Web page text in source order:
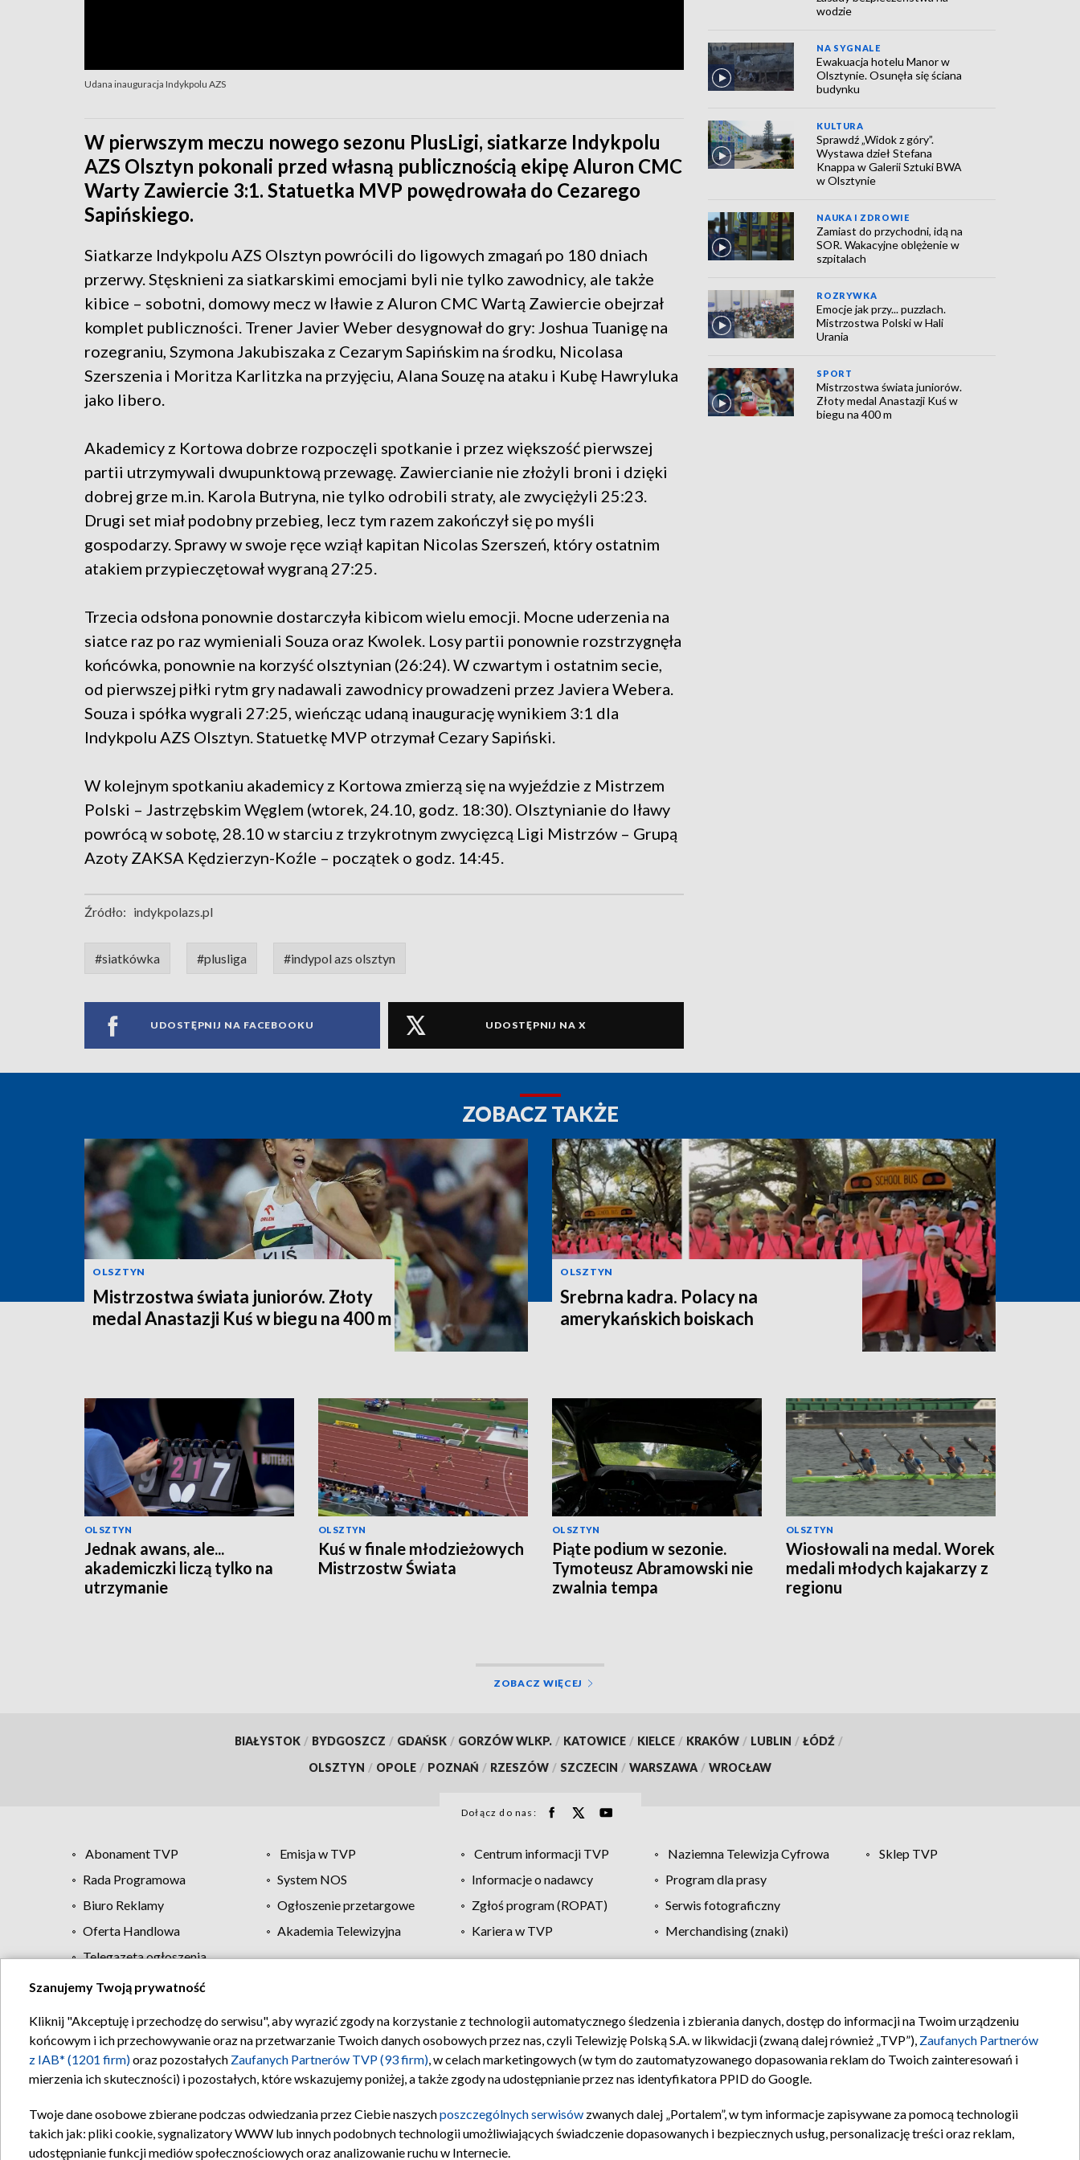
Udana inauguracja Indykpolu AZS
W pierwszym meczu nowego sezonu PlusLigi, siatkarze Indykpolu
AZS Olsztyn pokonali przed własną publicznością ekipę Aluron CMC
Warty Zawiercie 3:1. Statuetka MVP powędrowała do Cezarego
Sapińskiego.
Siatkarze Indykpolu AZS Olsztyn powrócili do ligowych zmagań po 180 dniach
przerwy. Stęsknieni za siatkarskimi emocjami byli nie tylko zawodnicy, ale także
kibice – sobotni, domowy mecz w Iławie z Aluron CMC Wartą Zawiercie obejrzał
komplet publiczności. Trener Javier Weber desygnował do gry: Joshua Tuanigę na
rozegraniu, Szymona Jakubiszaka z Cezarym Sapińskim na środku, Nicolasa
Szerszenia i Moritza Karlitzka na przyjęciu, Alana Souzę na ataku i Kubę Hawryluka
jako libero.
Akademicy z Kortowa dobrze rozpoczęli spotkanie i przez większość pierwszej
partii utrzymywali dwupunktową przewagę. Zawiercianie nie złożyli broni i dzięki
dobrej grze m.in. Karola Butryna, nie tylko odrobili straty, ale zwyciężyli 25:23.
Drugi set miał podobny przebieg, lecz tym razem zakończył się po myśli
gospodarzy. Sprawy w swoje ręce wziął kapitan Nicolas Szerszeń, który ostatnim
atakiem przypieczętował wygraną 27:25.
Trzecia odsłona ponownie dostarczyła kibicom wielu emocji. Mocne uderzenia na
siatce raz po raz wymieniali Souza oraz Kwolek. Losy partii ponownie rozstrzygnęła
końcówka, ponownie na korzyść olsztynian (26:24). W czwartym i ostatnim secie,
od pierwszej piłki rytm gry nadawali zawodnicy prowadzeni przez Javiera Webera.
Souza i spółka wygrali 27:25, wieńcząc udaną inaugurację wynikiem 3:1 dla
Indykpolu AZS Olsztyn. Statuetkę MVP otrzymał Cezary Sapiński.
W kolejnym spotkaniu akademicy z Kortowa zmierzą się na wyjeździe z Mistrzem
Polski – Jastrzębskim Węglem (wtorek, 24.10, godz. 18:30). Olsztynianie do Iławy
powrócą w sobotę, 28.10 w starciu z trzykrotnym zwycięzcą Ligi Mistrzów – Grupą
Azoty ZAKSA Kędzierzyn-Koźle – początek o godz. 14:45.
Źródło: indykpolazs.pl
#siatkówka #plusliga #indypol azs olsztyn
UDOSTĘPNIJ NA FACEBOOKU UDOSTĘPNIJ NA X
wodzie
NA SYGNALE
Ewakuacja hotelu Manor w
Olsztynie. Osunęła się ściana
budynku
KULTURA
Sprawdź „Widok z góry”.
Wystawa dzieł Stefana
Knappa w Galerii Sztuki BWA
w Olsztynie
NAUKA I ZDROWIE
Zamiast do przychodni, idą na
SOR. Wakacyjne oblężenie w
szpitalach
ROZRYWKA
Emocje jak przy... puzzlach.
Mistrzostwa Polski w Hali
Urania
SPORT
Mistrzostwa świata juniorów.
Złoty medal Anastazji Kuś w
biegu na 400 m
ZOBACZ TAKŻE
OLSZTYN
Mistrzostwa świata juniorów. Złoty
medal Anastazji Kuś w biegu na 400 m
OLSZTYN
Srebrna kadra. Polacy na
amerykańskich boiskach
OLSZTYN
Jednak awans, ale...
akademiczki liczą tylko na
utrzymanie
OLSZTYN
Kuś w finale młodzieżowych
Mistrzostw Świata
OLSZTYN
Piąte podium w sezonie.
Tymoteusz Abramowski nie
zwalnia tempa
OLSZTYN
Wiosłowali na medal. Worek
medali młodych kajakarzy z
regionu
ZOBACZ WIĘCEJ
BIAŁYSTOK / BYDGOSZCZ / GDAŃSK / GORZÓW WLKP. / KATOWICE / KIELCE / KRAKÓW / LUBLIN / ŁÓDŹ /
OLSZTYN / OPOLE / POZNAŃ / RZESZÓW / SZCZECIN / WARSZAWA / WROCŁAW
Dołącz do nas:
Abonament TVP Emisja w TVP Centrum informacji TVP Naziemna Telewizja Cyfrowa
Sklep TVP
Rada Programowa
System NOS Informacje o nadawcy
Program dla prasy
Biuro Reklamy
Ogłoszenie przetargowe Zgłoś program (ROPAT)
Serwis fotograficzny
Oferta Handlowa
Akademia Telewizyjna Kariera w TVP
Merchandising (znaki)
Telegazeta ogłoszenia
Regulamin TVP Polityka prywatności Moje zgody Pomoc Biuro reklamy Kontakt
Szanujemy Twoją prywatność
Kliknij "Akceptuję i przechodzę do serwisu", aby wyrazić zgody na korzystanie z technologii automatycznego śledzenia i zbierania danych, dostęp do informacji na Twoim urządzeniu
końcowym i ich przechowywanie oraz na przetwarzanie Twoich danych osobowych przez nas, czyli Telewizję Polską S.A. w likwidacji (zwaną dalej również „TVP”), Zaufanych Partnerów
z IAB* (1201 firm)oraz pozostałych Zaufanych Partnerów TVP (93 firm), w celach marketingowych (w tym do zautomatyzowanego dopasowania reklam do Twoich zainteresowań i
mierzenia ich skuteczności) i pozostałych, które wskazujemy poniżej, a także zgody na udostępnianie przez nas identyfikatora PPID do Google.
Twoje dane osobowe zbierane podczas odwiedzania przez Ciebie naszychposzczególnych serwisów zwanych dalej „Portalem”, w tym informacje zapisywane za pomocą technologii
takich jak: pliki cookie, sygnalizatory WWW lub innych podobnych technologii umożliwiających świadczenie dopasowanych i bezpiecznych usług, personalizację treści oraz reklam,
udostępnianie funkcji mediów społecznościowych oraz analizowanie ruchu w Internecie.